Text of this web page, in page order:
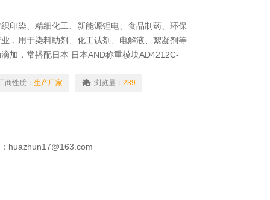
印染、精细化工、新能源锂电、食品制药、环保
，用于染料助剂、化工试剂、电解液、絮凝剂等
加，常搭配日本 日本AND称重模块AD4212C-
商性质： 生产厂家 浏览量： 239
huazhun17@163.com